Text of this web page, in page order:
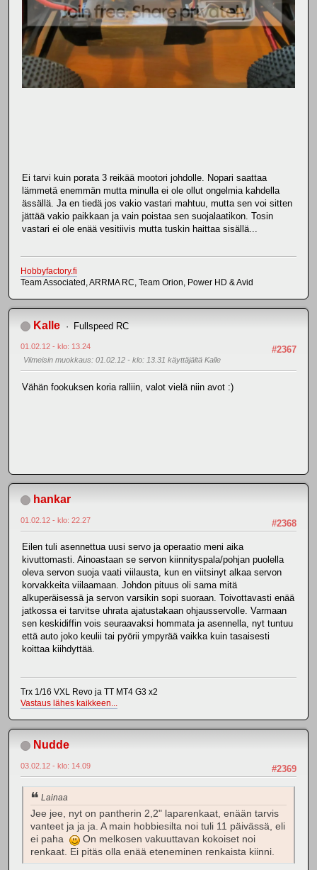
Ei tarvi kuin porata 3 reikää mootori johdolle. Nopari saattaa
lämmetä enemmän mutta minulla ei ole ollut ongelmia kahdella
ässällä. Ja en tiedä jos vakio vastari mahtuu, mutta sen voi sitten
jättää vakio paikkaan ja vain poistaa sen suojalaatikon. Tosin
vastari ei ole enää vesitiivis mutta tuskin haittaa sisällä...
Hobbyfactory.fi
Team Associated, ARRMA RC, Team Orion, Power HD & Avid
Kalle Fullspeed RC
#2367
01.02.12 - klo: 13.24
Viimeisin muokkaus: 01.02.12 - klo: 13.31 käyttäjältä Kalle
Vähän fookuksen koria ralliin, valot vielä niin avot :)
hankar
#2368
01.02.12 - klo: 22.27
Eilen tuli asennettua uusi servo ja operaatio meni aika
kivuttomasti. Ainoastaan se servon kiinnityspala/pohjan puolella
oleva servon suoja vaati viilausta, kun en viitsinyt alkaa servon
korvakkeita viilaamaan. Johdon pituus oli sama mitä
alkuperäisessä ja servon varsikin sopi suoraan. Toivottavasti enää
jatkossa ei tarvitse uhrata ajatustakaan ohjausservolle. Varmaan
sen keskidiffin vois seuraavaksi hommata ja asennella, nyt tuntuu
että auto joko keulii tai pyörii ympyrää vaikka kuin tasaisesti
koittaa kiihdyttää.
Trx 1/16 VXL Revo ja TT MT4 G3 x2
Vastaus lähes kaikkeen...
Nudde
#2369
03.02.12 - klo: 14.09
Lainaa
Jee jee, nyt on pantherin 2,2" laparenkaat, enään tarvis
vanteet ja ja ja. A main hobbiesilta noi tuli 11 päivässä, eli
ei paha
On melkosen vakuuttavan kokoiset noi
renkaat. Ei pitäs olla enää eteneminen renkaista kiinni.